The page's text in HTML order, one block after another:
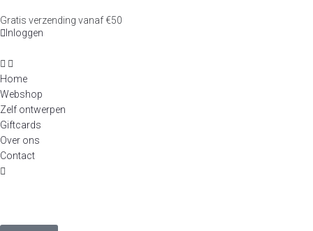
Gratis verzending vanaf €50
Inloggen
Home
Webshop
Zelf ontwerpen
Giftcards
Over ons
Contact